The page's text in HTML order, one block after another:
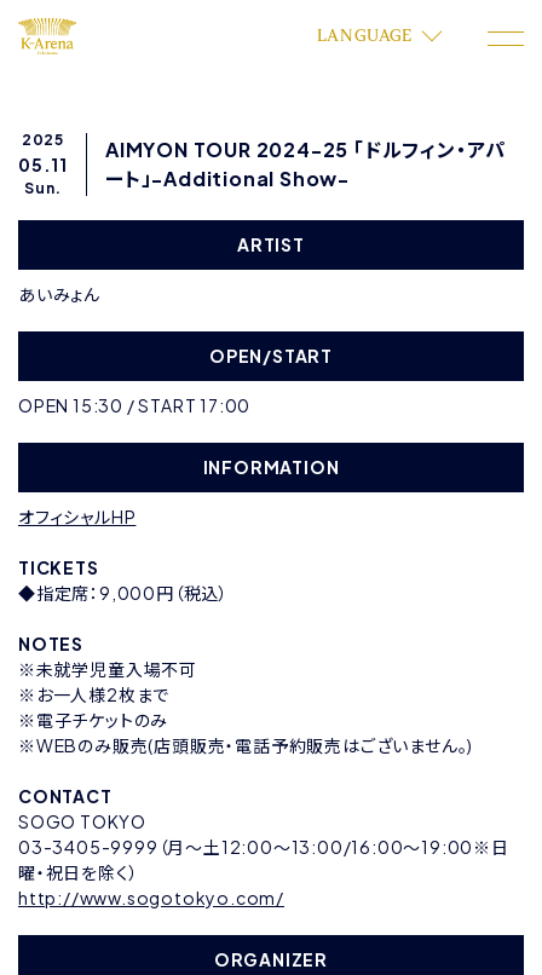
LANGUAGE
2025
05.11
Sun.
AIMYON TOUR 2024-25 「ドルフィン・アパ
ート」-Additional Show-
ARTIST
あいみょん
OPEN/START
OPEN 15:30 / START 17:00
INFORMATION
オフィシャルHP
TICKETS
◆指定席：9,000円（税込）
NOTES
※未就学児童入場不可
※お一人様2枚まで
※電子チケットのみ
※WEBのみ販売(店頭販売・電話予約販売はございません。)
CONTACT
SOGO TOKYO
03-3405-9999（月〜土12:00〜13:00/16:00〜19:00※日
曜・祝日を除く）
http://www.sogotokyo.com/
ORGANIZER